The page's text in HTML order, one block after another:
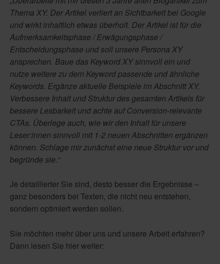
Thema XY. Der Artikel verliert an Sichtbarkeit bei Google
und wirkt inhaltlich etwas überholt. Der Artikel ist für die
Aufmerksamkeitsphase / Erwägungsphase /
Entscheidungsphase und soll unsere Persona XY
ansprechen. Baue das Keyword XY sinnvoll ein und
nutze weitere zu dem Keyword passende und ähnliche
Keywords. Ergänze aktuelle Beispiele im Abschnitt XY.
Verbessere Inhalt und Struktur des gesamten Artikels für
bessere Lesbarkeit und achte auf Conversion-relevante
CTAs. Überlege auch, wie wir den Inhalt für unsere
Leser:innen sinnvoll mit 1-2 neuen Abschnitten ergänzen
können. Schlage mir zunächst eine neue Struktur vor und
begründe sie.“
Je detaillierter Sie sind, desto besser die Ergebnisse –
ganz besonders bei Texten, die nicht neu entstehen,
sondern optimiert werden sollen.
Sie möchten mehr über uns und unsere Arbeit erfahren?
Dann lesen Sie hier weiter: